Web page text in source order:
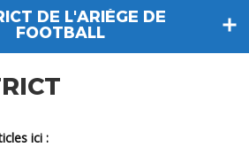
DE L'ARIÈGE DE
FOOTBALL
ici :